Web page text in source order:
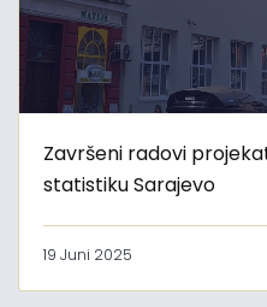
Završeni radovi
statistiku Sarajevo
19 Juni 2025